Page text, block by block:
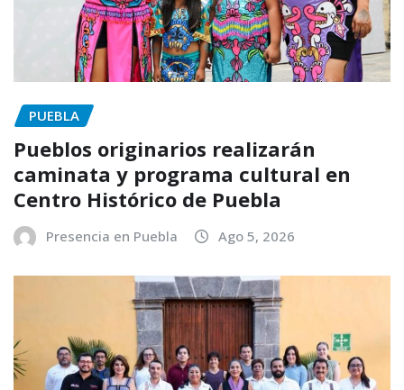
PUEBLA
Pueblos originarios realizarán
caminata y programa cultural en
Centro Histórico de Puebla
Presencia en Puebla Ago 5, 2026